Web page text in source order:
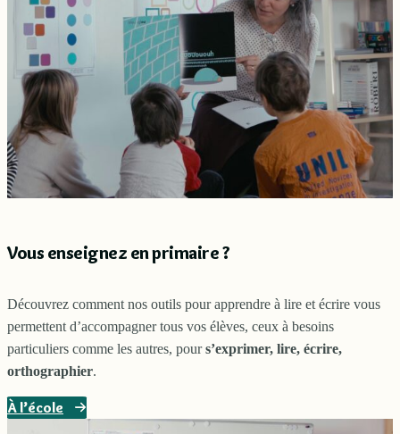
Vous enseignez en primaire ?
Découvrez comment nos outils pour apprendre à lire et écrire vous
permettent d’accompagner tous vos élèves, ceux à besoins
particuliers comme les autres, pours’exprimer, lire, écrire,
orthographier.
À l’école